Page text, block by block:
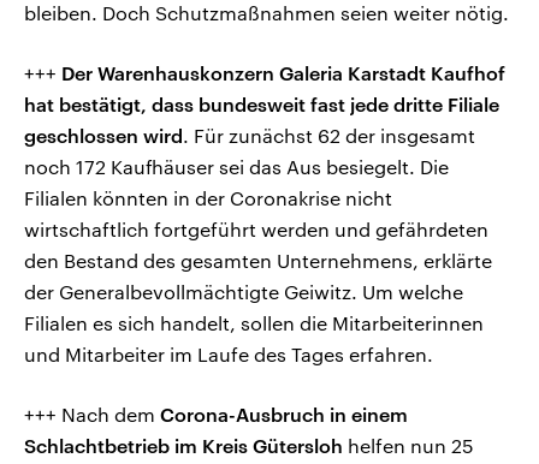
bleiben. Doch Schutzmaßnahmen seien weiter nötig.
+++ Der Warenhauskonzern Galeria Karstadt Kaufhof
hat bestätigt, dass bundesweit fast jede dritte Filiale
geschlossen wird. Für zunächst 62 der insgesamt
noch 172 Kaufhäuser sei das Aus besiegelt. Die
Filialen könnten in der Coronakrise nicht
wirtschaftlich fortgeführt werden und gefährdeten
den Bestand des gesamten Unternehmens, erklärte
der Generalbevollmächtigte Geiwitz. Um welche
Filialen es sich handelt, sollen die Mitarbeiterinnen
und Mitarbeiter im Laufe des Tages erfahren.
+++ Nach dem Corona-Ausbruch in einem
Schlachtbetrieb im Kreis Gütersloh helfen nun 25